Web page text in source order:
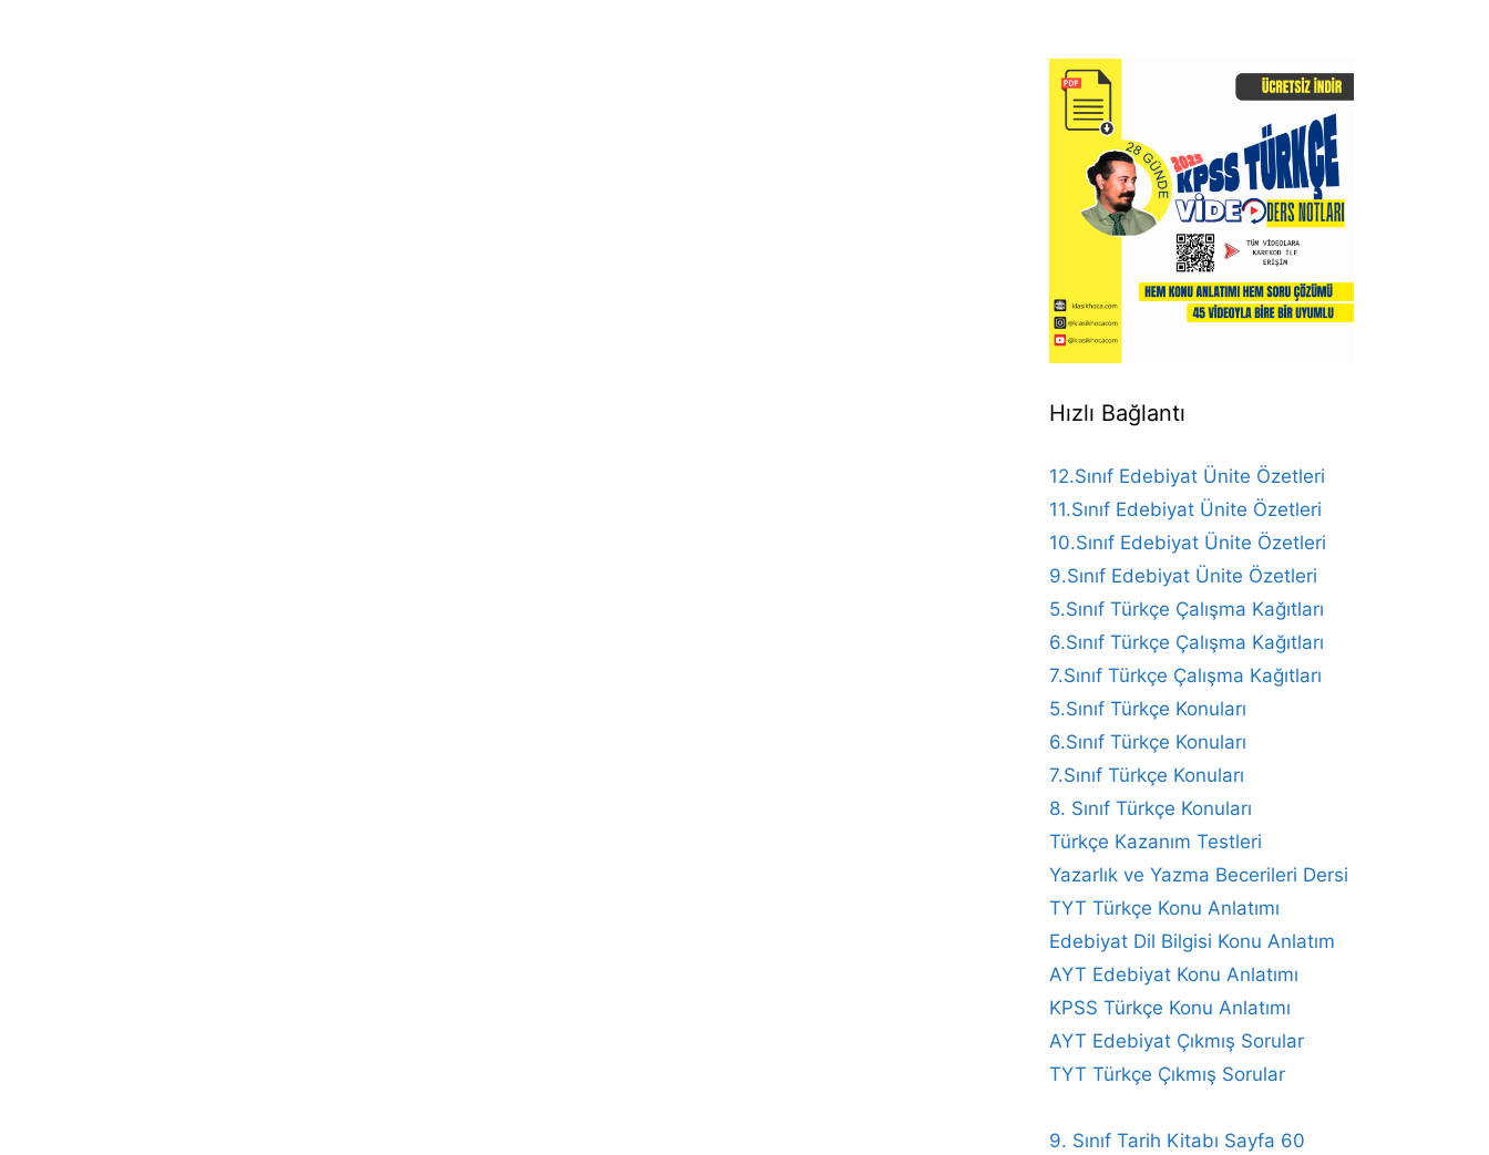
Hızlı Bağlantı
12.Sınıf Edebiyat Ünite Özetleri
11.Sınıf Edebiyat Ünite Özetleri
10.Sınıf Edebiyat Ünite Özetleri
9.Sınıf Edebiyat Ünite Özetleri
5.Sınıf Türkçe Çalışma Kağıtları
6.Sınıf Türkçe Çalışma Kağıtları
7.Sınıf Türkçe Çalışma Kağıtları
5.Sınıf Türkçe Konuları
6.Sınıf Türkçe Konuları
7.Sınıf Türkçe Konuları
8. Sınıf Türkçe Konuları
Türkçe Kazanım Testleri
Yazarlık ve Yazma Becerileri Dersi
TYT Türkçe Konu Anlatımı
Edebiyat Dil Bilgisi Konu Anlatım
AYT Edebiyat Konu Anlatımı
KPSS Türkçe Konu Anlatımı
AYT Edebiyat Çıkmış Sorular
TYT Türkçe Çıkmış Sorular
9. Sınıf Tarih Kitabı Sayfa 60